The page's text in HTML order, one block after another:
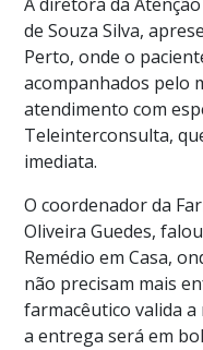
A diretora da
de Souza Silva,
Perto, onde o
acompanhados pelo
atendimento com
Teleinterconsulta,
imediata.
O coordenador da
Oliveira Guedes,
Remédio em Casa,
não precisam mais
farmacêutico valida
a entrega será em